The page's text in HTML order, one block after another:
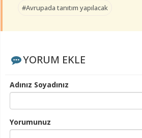
#Avrupada tanıtım yapılacak
YORUM EKLE
Adınız Soyadınız
Yorumunuz